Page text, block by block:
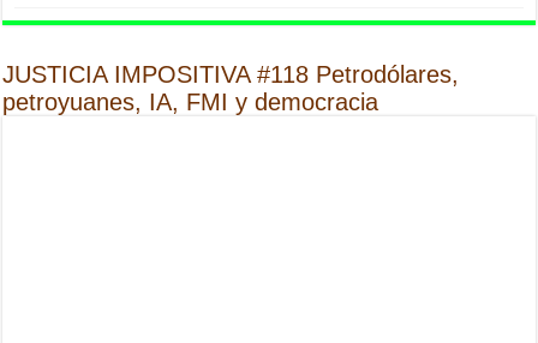
JUSTICIA IMPOSITIVA #118 Petrodólares,
petroyuanes, IA, FMI y democracia